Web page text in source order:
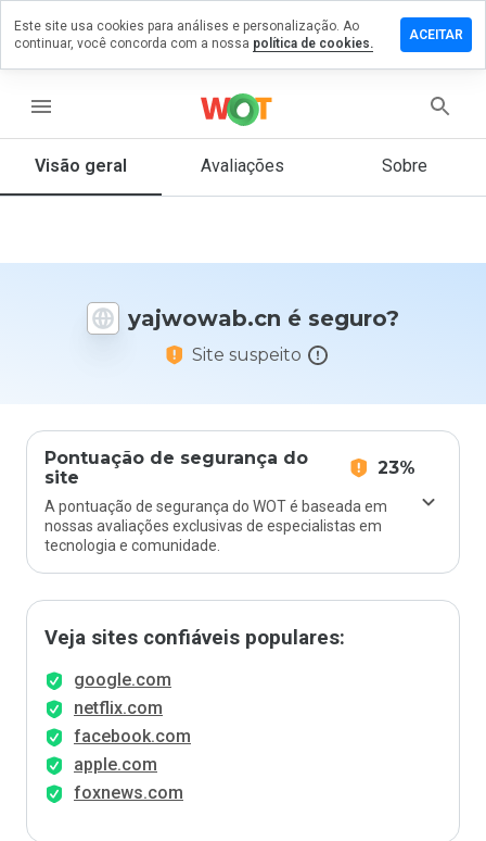
menu
Visão geral Avaliações Sobre
yajwowab.cn é seguro?
Site suspeito
Pontuação de segurança do
site
23%
A pontuação de segurança do WOT é baseada em
nossas avaliações exclusivas de especialistas em
tecnologia e comunidade.
Veja sites confiáveis populares:
google.com
netflix.com
facebook.com
apple.com
foxnews.com
um
que
Este site usa cookies para análises e personalização. Ao
continuar, você concorda com a nossa política de cookies.
ACEITAR